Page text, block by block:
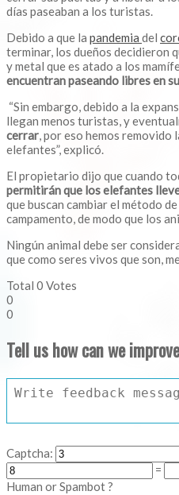
días paseaban a los turistas.
Debido a que la pandemia del
terminar, los dueños decidieron
y metal que es atado a los
encuentran paseando libres en
“Sin embargo, debido a la
llegan menos turistas, y
cerrar, por eso hemos removido
elefantes”, explicó.
El propietario dijo que cuando
permitirán que los elefantes
que buscan cambiar el método
campamento, de modo que los
Ningún animal debe ser
que como seres vivos que son,
Total 0 Votes
0
0
Tell us how can we
Captcha:
=
Human or Spambot ?